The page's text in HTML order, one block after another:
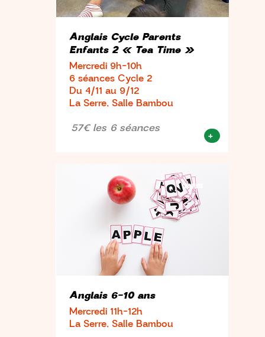
Anglais Cycle Parents
Enfants 2 « Tea Time »
Mercredi 9h-10h
6 séances Cycle 2
Du 4/11 au 9/12
La Serre, Salle Bambou
57€ les 6 séances +
Langues
Anglais 6-10 ans
Mercredi 11h-12h
La Serre, Salle Bambou